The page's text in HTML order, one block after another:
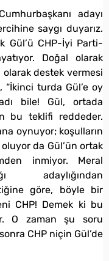
adayı
saygı duyarız.
Gül’ü CHP-İyi Parti-
Doğal olarak
olarak destek vermesi
“İkinci turda Gül’e oy
bile! Gül, ortada
bu teklifi reddeder.
oynuyor; koşulların
oluyor da Gül’ün ortak
inmiyor. Meral
adaylığından
göre, böyle bir
CHP! Demek ki bu
O zaman şu soru
CHP niçin Gül’de